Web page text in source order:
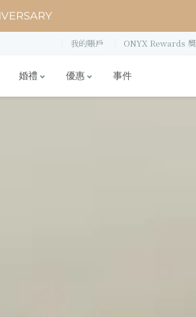
我的賬戶 ONYX Rewards
婚禮 優惠 事件